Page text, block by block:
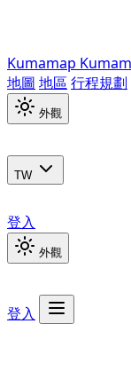
Kumamap
地圖 地區 行程規劃
外觀
TW
登入
外觀
登入